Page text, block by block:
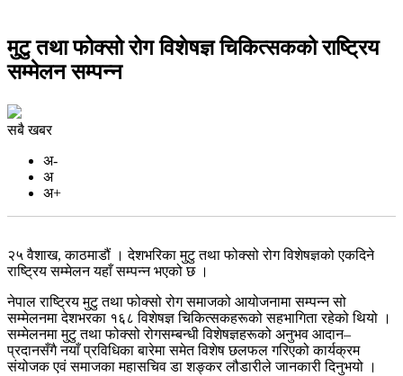
मुटु तथा फोक्सो रोग विशेषज्ञ चिकित्सकको राष्ट्रिय
सम्मेलन सम्पन्न
सबै खबर
अ-
अ
अ+
२५ वैशाख, काठमाडौं । देशभरिका मुटु तथा फोक्सो रोग विशेषज्ञको एकदिने
राष्ट्रिय सम्मेलन यहाँ सम्पन्न भएको छ ।
नेपाल राष्ट्रिय मुटु तथा फोक्सो रोग समाजको आयोजनामा सम्पन्न सो
सम्मेलनमा देशभरका १६८ विशेषज्ञ चिकित्सकहरूको सहभागिता रहेको थियो ।
सम्मेलनमा मुटु तथा फोक्सो रोगसम्बन्धी विशेषज्ञहरूको अनुभव आदान–
प्रदानसँगै नयाँ प्रविधिका बारेमा समेत विशेष छलफल गरिएको कार्यक्रम
संयोजक एवं समाजका महासचिव डा शङ्कर लौडारीले जानकारी दिनुभयो ।